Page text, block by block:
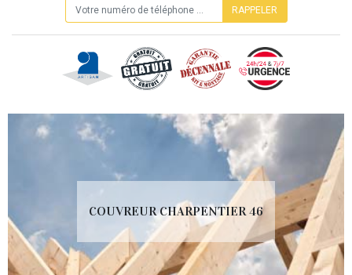
COUVREUR CHARPENTIER 46